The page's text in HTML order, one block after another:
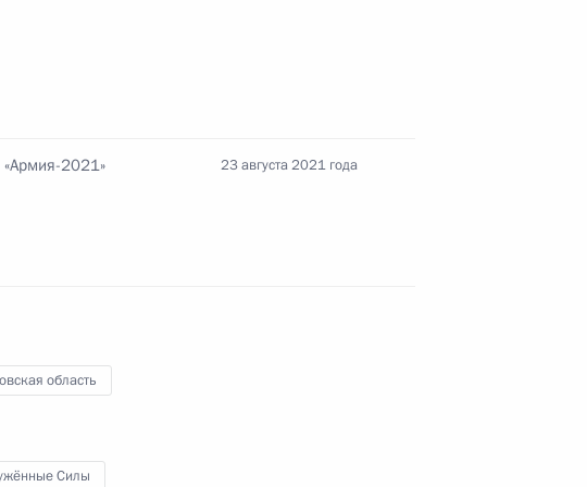
Официальные
сетевые ресурсы
MAX
2021» 23 августа 2021 года
область
Силы